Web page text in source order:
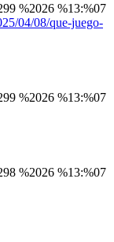
%2026 %13:%07
04/08/que-juego-
%2026 %13:%07
%2026 %13:%07